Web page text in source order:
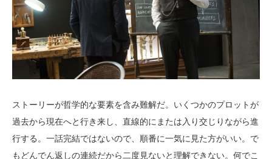
ストーリーが哲学的な要素を含み難解だ。いくつかのプロットが
過去から現在へと行き来し、直線的にまたは入り交じりながら進
行する。一話完結ではないので、順番に一気に見た方がいい。で
もどんでん返しの連続だから二度見ないと理解できない。何でこ